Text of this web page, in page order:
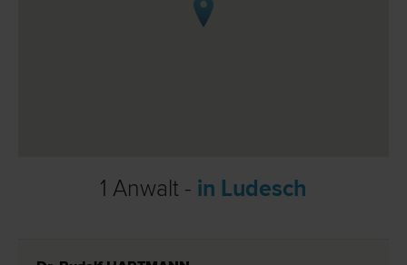
1 Anwalt - in Ludesch